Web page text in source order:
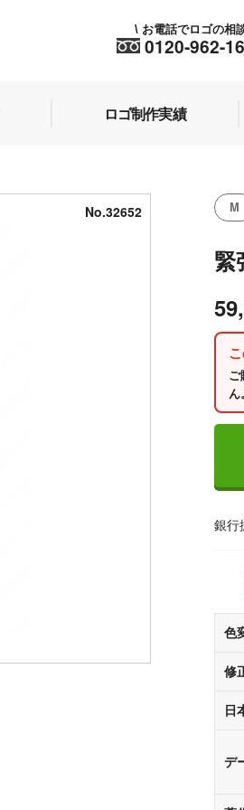
0120-962-
\ お電話でロゴの相
ロゴ制作実績
No.32652 M
緊
ん
銀行
色
修
日
デ